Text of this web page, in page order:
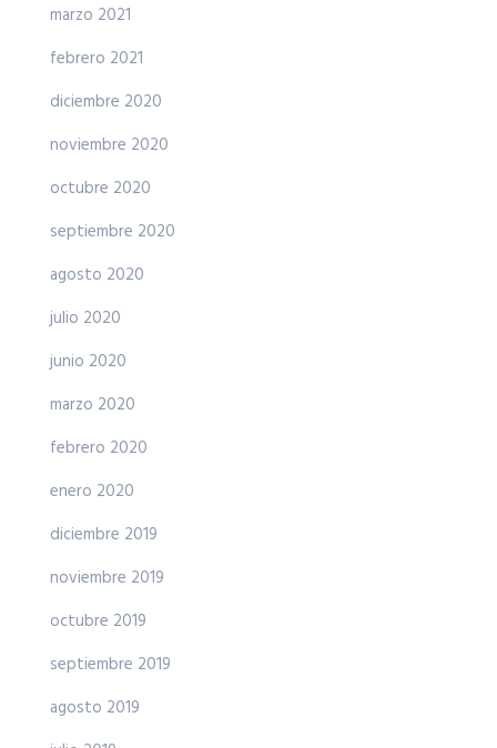
marzo 2021
febrero 2021
diciembre 2020
noviembre 2020
octubre 2020
septiembre 2020
agosto 2020
julio 2020
junio 2020
marzo 2020
febrero 2020
enero 2020
diciembre 2019
noviembre 2019
octubre 2019
septiembre 2019
agosto 2019